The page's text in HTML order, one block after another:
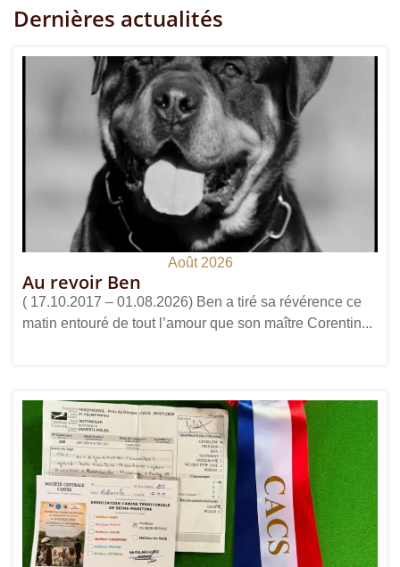
Dernières actualités
Août 2026
Au revoir Ben
( 17.10.2017 – 01.08.2026) Ben a tiré sa révérence ce
matin entouré de tout l’amour que son maître Corentin...